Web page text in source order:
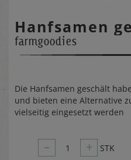
Hanfsamen
farmgoodies
Die Hanfsamen geschält
und bieten eine Alternative
vielseitig eingesetzt werden
– 1 + STK